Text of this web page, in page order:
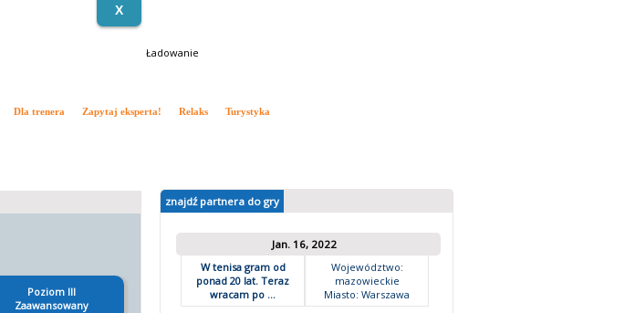
Ładowanie
Dla trenera Zapytaj eksperta! Relaks Turystyka
Poziom III
Zaawansowany
znajdź partnera do gry
Jan. 16, 2022
W tenisa gram od
ponad 20 lat. Teraz
wracam po ...
Województwo:
mazowieckie
Miasto: Warszawa
X